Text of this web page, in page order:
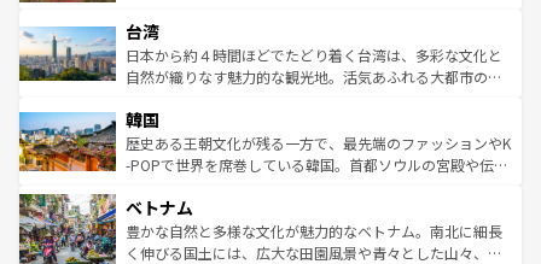
ならではの贅沢な旅のスタイルだ。 なお、新着のアメリカ
情報はコンテンツ一覧を参照してほしい。
れるおもてなしの心で訪れる人々を迎えてくれるハワイの
人々、おいしいローカルフードやハワイアンミュージッ
ク、伝統的なフラダンスなど、すべてがハワイの魅力を彩
ワイを、存分に味わってほしい。 なお、新着のハワイ情報
はコンテンツ一覧を参照してほしい。
リアリーフや大陸中央部にそびえるウルル（エアーズロッ
ク）、タスマニアの美しい原生林やケアンズの熱帯雨林な
ど、見どころがたくさん。また、カフェやワイン、オージ
いる。アクティビティも充実しており、サーフィンやダイ
ビング、ハイキングなど、アウトドア好きにはたまらな
い。オーストラリアの多彩な魅力を存分に味わいつくそ
参照してほしい。
台湾
日本から約４時間ほどでたどり着く台湾は、多彩な文化と
自然が織りなす魅力的な観光地。活気あふれる大都市の台
ン）、静ひつな山岳地帯である台湾東部など、都市の喧騒
と山間の静けさが共存しており、訪れる人に新しい発見と
驚きをもたらしてくれる。また、奥深い台湾の食文化も魅
容にもいいと評判のスイーツなど、バラエティ豊かな料理
が味わえる。 なお、新着の台湾情報は コンテンツ一覧を参
照してほしい。
韓国
歴史ある王朝文化が残る一方で、最先端のファッションやK
-POPで世界を席巻している韓国。首都ソウルの宮殿や伝統
き、地方に足を延ばせば四季折々の自然美を楽しむことが
できる。そして、キムチや焼肉、絶品のストリートフード
まで、さまざまな韓国料理が待っている。夜には、韓国な
ベトナム
豊かな自然と多様な文化が魅力的なベトナム。南北に細長
く伸びる国土には、広大な田園風景や青々とした山々、世